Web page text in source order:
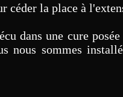
céder la place à
dans une cure
nous sommes